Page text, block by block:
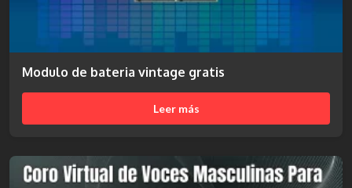
Modulo de bateria vintage gratis
Leer más